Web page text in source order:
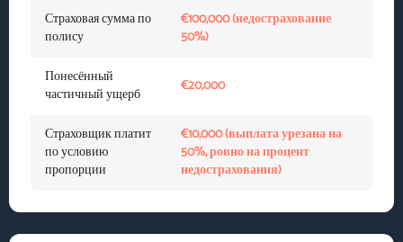
Страховая сумма по
полису
€100,000 (недострахование
50%)
Понесённый
частичный ущерб
€20,000
Страховщик платит
по условию
пропорции
€10,000 (выплата урезана на
50%, ровно на процент
недострахования)